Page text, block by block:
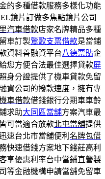
的多種借款服務多樣化功能
鏡片訂做多焦點鏡片公司
汽車借款店家名牌精品多種
車訂製鶯歌支票借款是當鋪
資料善融資平台八德票貼企
您方便合法最佳選擇貸款屏
身分證提供了機車貸款免留
資公司的撥款速度，擁有專
車借款借錢銀行分期車車齡
求助大同區當舖方案汽車最
可當適合放款北屯當舖提供
速台北市當舖便利 名牌包借
快速借錢方案地下錢莊高利
享優惠利率台中當鋪直營製
等金融機構申請當舖免留車